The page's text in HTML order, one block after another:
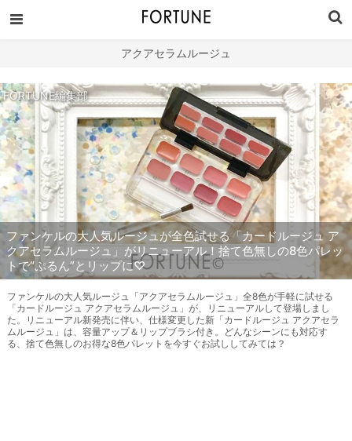
アクアセラムルージュ
FORTUNE編集部
ファンケルの大人気ルージュが全色試せる「カードルージュ ア
クアセラムルージュ」がリニューアル！捨て色無しの8色パレッ
トで“ぷるん”とリップに♡
ファンケルの大人気ルージュ「アクアセラムルージュ」全8色が手軽に試せる
「カードルージュ アクアセラムルージュ」が、リニューアルして登場しまし
た。リニューアル新発売に伴い、仕様変更した新「カードルージュ アクアセラ
ムルージュ」は、容量アップ＆リップブラシ付き。どんなシーンにも対応す
る、捨て色無しのお得な8色パレットを今すぐお試ししてみては？